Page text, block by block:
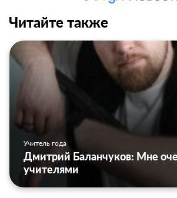
Читайте также
Учитель года
Дмитрий Баланчуков: Мне
учителями